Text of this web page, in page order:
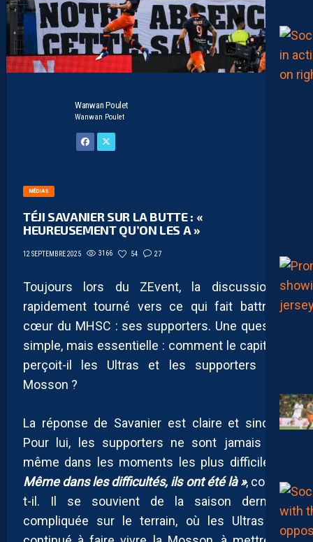
Wanwan Poulet
Wanwan Poulet
MÉDIAS
TÉJI SAVANIER SUR LA BUTTE : «
HEUREUSEMENT QU’ON LES A »
12 SEPTEMBRE 2025 3166 54 27
Toujours lors du ZEvent, la discussion a
rapidement tourné vers ce qui fait battre le
cœur du MHSC : ses supporters. Une question
simple, mais essentielle : comment le capitaine
perçoit-il les Ultras et les supporters à la
Mosson ?
La réponse de Savanier est claire et sincère.
Pour lui, les supporters ne sont jamais loin,
même dans les moments les plus difficiles.
Même dans les difficultés, ils ont été là », confie-
t-il. Il se souvient de la saison dernière,
compliquée sur le terrain, où les Ultras ont